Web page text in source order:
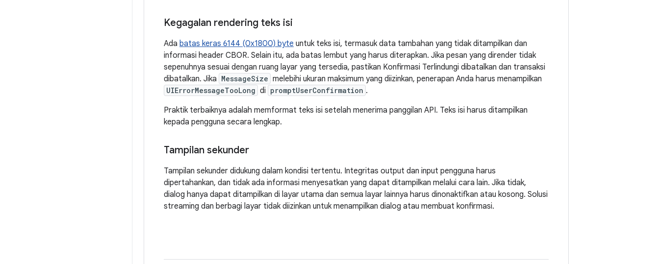
Kegagalan rendering teks isi
Ada batas keras 6144 (0x1800) byte untuk teks isi, termasuk data tambahan yang tidak ditampilkan dan
informasi header CBOR. Selain itu, ada batas lembut yang harus diterapkan. Jika pesan yang dirender tidak
sepenuhnya sesuai dengan ruang layar yang tersedia, pastikan Konfirmasi Terlindungi dibatalkan dan transaksi
dibatalkan. Jika MessageSize melebihi ukuran maksimum yang diizinkan, penerapan Anda harus menampilkan
UIErrorMessageTooLong di promptUserConfirmation .
Praktik terbaiknya adalah memformat teks isi setelah menerima panggilan API. Teks isi harus ditampilkan
kepada pengguna secara lengkap.
Tampilan sekunder
Tampilan sekunder didukung dalam kondisi tertentu. Integritas output dan input pengguna harus
dipertahankan, dan tidak ada informasi menyesatkan yang dapat ditampilkan melalui cara lain. Jika tidak,
dialog hanya dapat ditampilkan di layar utama dan semua layar lainnya harus dinonaktifkan atau kosong. Solusi
streaming dan berbagi layar tidak diizinkan untuk menampilkan dialog atau membuat konfirmasi.